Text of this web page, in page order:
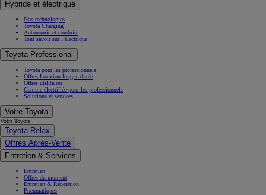
Hybride et électrique
Nos technologies
Toyota Charging
Autonomie et conduite
Tout savoir sur l’électrique
Toyota Professional
Toyota pour les professionnels
Offres Location longue durée
Offres utilitaires
Gamme électrifiée pour les professionnels
Solutions et services
Votre Toyota
Votre Toyota
Toyota Relax
Offres Après-Vente
Entretien & Services
Entretien
Offres du moment
Entretien & Réparation
Pneumatiques